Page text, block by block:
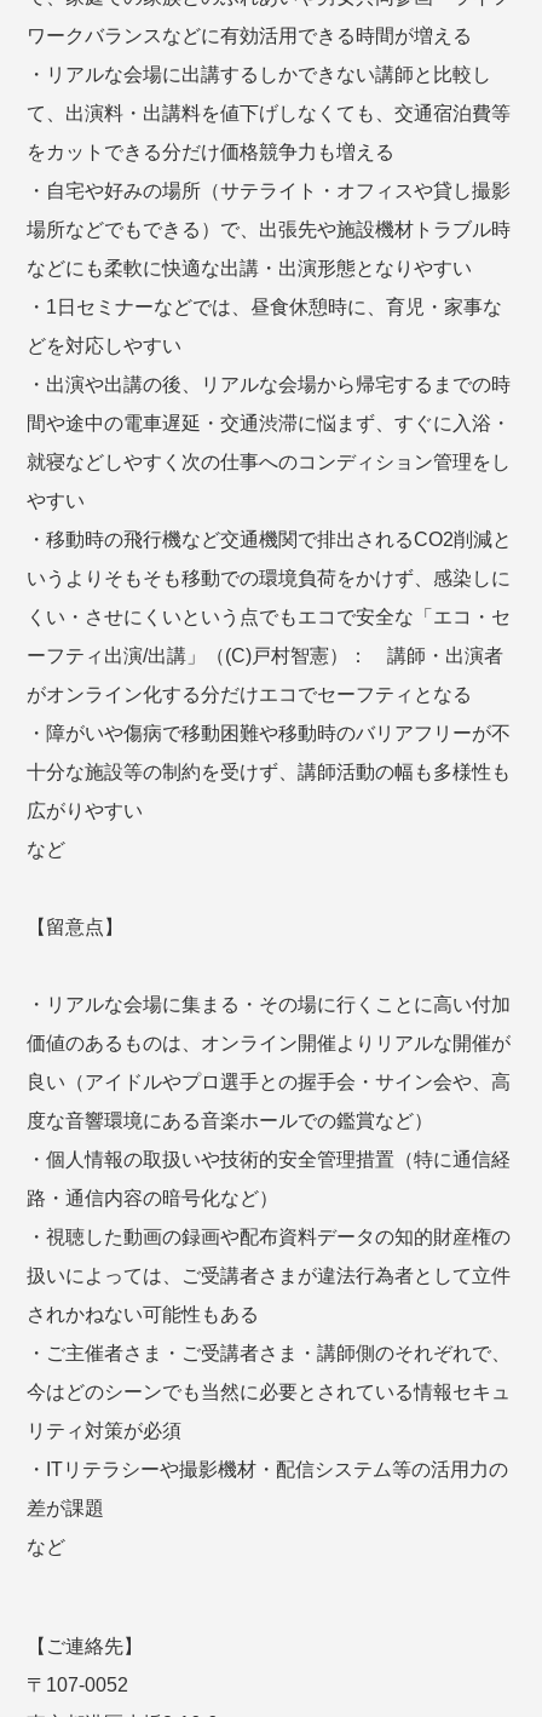
ワークバランスなどに有効活用できる時間が増える
・リアルな会場に出講するしかできない講師と比較し
て、出演料・出講料を値下げしなくても、交通宿泊費等
をカットできる分だけ価格競争力も増える
・自宅や好みの場所（サテライト・オフィスや貸し撮影
場所などでもできる）で、出張先や施設機材トラブル時
などにも柔軟に快適な出講・出演形態となりやすい
・1日セミナーなどでは、昼食休憩時に、育児・家事な
どを対応しやすい
・出演や出講の後、リアルな会場から帰宅するまでの時
間や途中の電車遅延・交通渋滞に悩まず、すぐに入浴・
就寝などしやすく次の仕事へのコンディション管理をし
やすい
・移動時の飛行機など交通機関で排出されるCO2削減と
いうよりそもそも移動での環境負荷をかけず、感染しに
くい・させにくいという点でもエコで安全な「エコ・セ
ーフティ出演/出講」（(C)戸村智憲）： 講師・出演者
がオンライン化する分だけエコでセーフティとなる
・障がいや傷病で移動困難や移動時のバリアフリーが不
十分な施設等の制約を受けず、講師活動の幅も多様性も
広がりやすい
など
【留意点】
・リアルな会場に集まる・その場に行くことに高い付加
価値のあるものは、オンライン開催よりリアルな開催が
良い（アイドルやプロ選手との握手会・サイン会や、高
度な音響環境にある音楽ホールでの鑑賞など）
・個人情報の取扱いや技術的安全管理措置（特に通信経
路・通信内容の暗号化など）
・視聴した動画の録画や配布資料データの知的財産権の
扱いによっては、ご受講者さまが違法行為者として立件
されかねない可能性もある
・ご主催者さま・ご受講者さま・講師側のそれぞれで、
今はどのシーンでも当然に必要とされている情報セキュ
リティ対策が必須
・ITリテラシーや撮影機材・配信システム等の活用力の
差が課題
など
【ご連絡先】
〒107-0052